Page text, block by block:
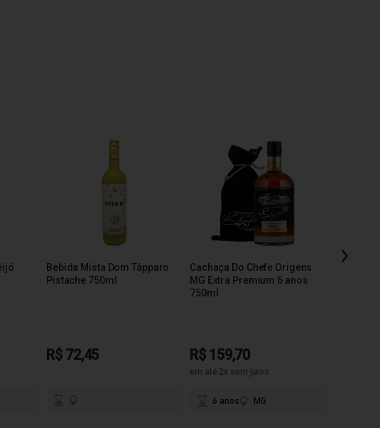
Bebida Mista Dom Tápparo
Pistache 750ml
R$ 72,45
Cachaça Do Chefe Origens
MG Extra Premium 6 anos
750ml
R$ 159,70
em até 2x sem juros
6 anos MG